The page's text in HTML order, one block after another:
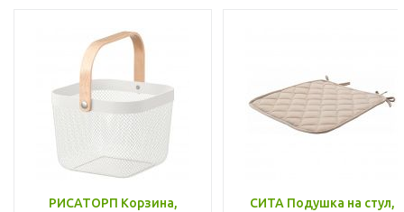
РИСАТОРП Корзина,
СИТА Подушка на стул,